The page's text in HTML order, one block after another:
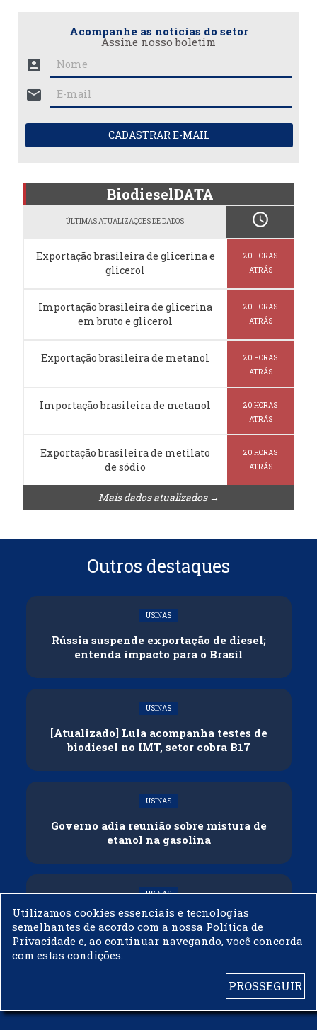
Acompanhe as notícias do setor
Assine nosso boletim
account_box
mail
CADASTRAR E-MAIL
BiodieselDATA
ÚLTIMAS ATUALIZAÇÕES DE DADOS schedule
Exportação brasileira de glicerina e
glicerol
20 HORAS
ATRÁS
Importação brasileira de glicerina
em bruto e glicerol
20 HORAS
ATRÁS
Exportação brasileira de metanol
20 HORAS
ATRÁS
Importação brasileira de metanol
20 HORAS
ATRÁS
Exportação brasileira de metilato
de sódio
20 HORAS
ATRÁS
Mais dados atualizados →
Outros destaques
USINAS
Rússia suspende exportação de diesel;
entenda impacto para o Brasil
USINAS
[Atualizado] Lula acompanha testes de
biodiesel no IMT, setor cobra B17
USINAS
Governo adia reunião sobre mistura de
etanol na gasolina
USINAS
CNPE veda importação de biodiesel
Utilizamos cookies essenciais e tecnologias
semelhantes de acordo com a nossa Política de
Privacidade e, ao continuar navegando, você concorda
com estas condições.
PROSSEGUIR